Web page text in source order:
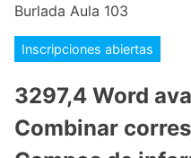
Burlada Aula 103
Inscripciones abiertas
3297,4 Word
Combinar